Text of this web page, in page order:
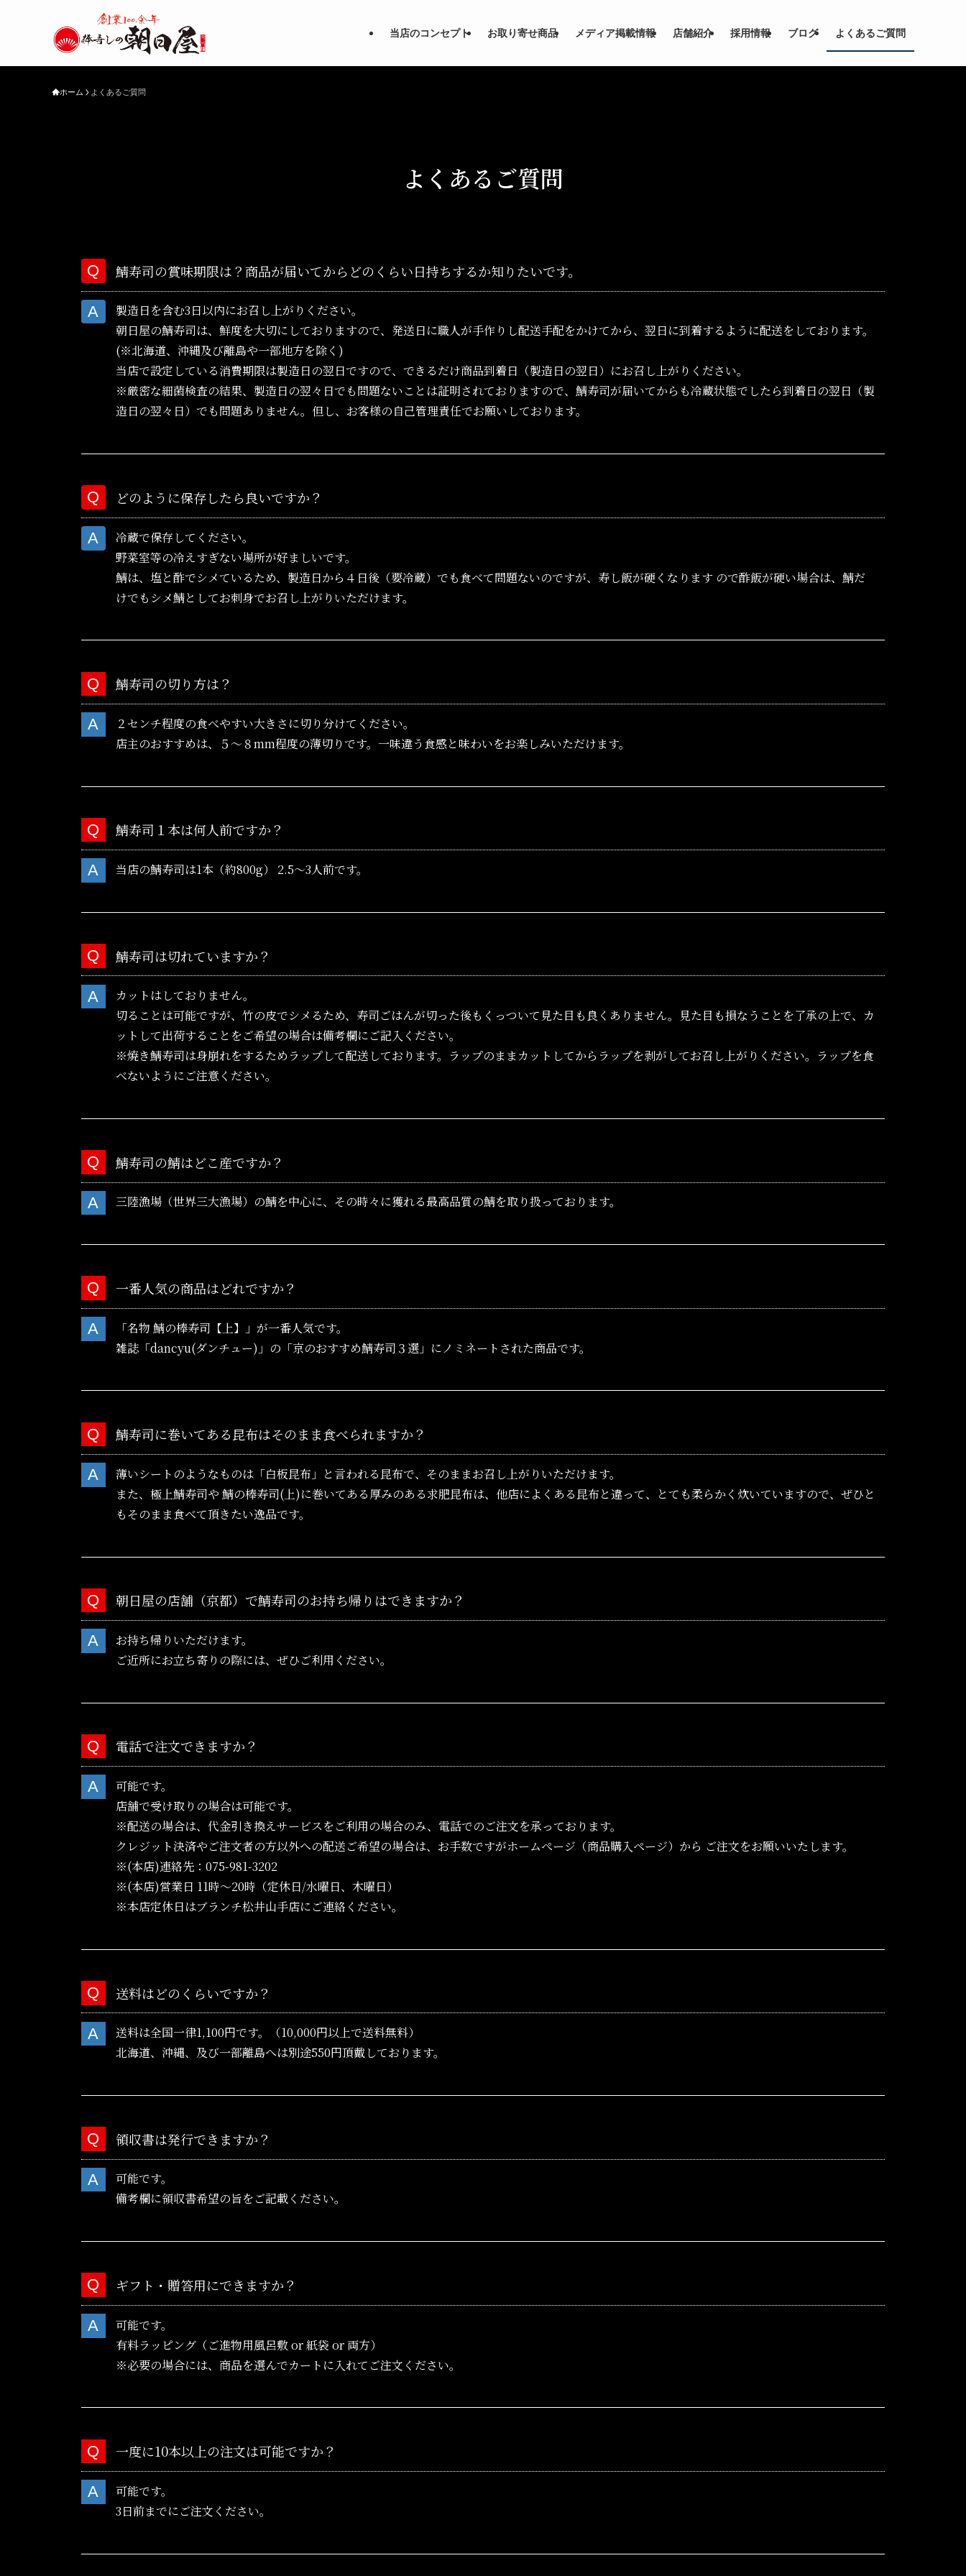
当店のコンセプト お取り寄せ商品 メディア掲載情報 店舗紹介 採用情報 ブログ よくあるご質問
ホーム よくあるご質問
よくあるご質問
鯖寿司の賞味期限は？商品が届いてからどのくらい日持ちするか知りたいです。
製造日を含む3日以内にお召し上がりください。
朝日屋の鯖寿司は、鮮度を大切にしておりますので、発送日に職人が手作りし配送手配をかけてから、翌日に到着するように配送をしております。
(※北海道、沖縄及び離島や一部地方を除く)
当店で設定している消費期限は製造日の翌日ですので、できるだけ商品到着日（製造日の翌日）にお召し上がりください。
※厳密な細菌検査の結果、製造日の翌々日でも問題ないことは証明されておりますので、鯖寿司が届いてからも冷蔵状態でしたら到着日の翌日（製
造日の翌々日）でも問題ありません。但し、お客様の自己管理責任でお願いしております。
どのように保存したら良いですか？
冷蔵で保存してください。
野菜室等の冷えすぎない場所が好ましいです。
鯖は、塩と酢でシメているため、製造日から４日後（要冷蔵）でも食べて問題ないのですが、寿し飯が硬くなります ので酢飯が硬い場合は、鯖だ
けでもシメ鯖としてお刺身でお召し上がりいただけます。
鯖寿司の切り方は？
２センチ程度の食べやすい大きさに切り分けてください。
店主のおすすめは、５〜８mm程度の薄切りです。一味違う食感と味わいをお楽しみいただけます。
鯖寿司１本は何人前ですか？
当店の鯖寿司は1本（約800g） 2.5〜3人前です。
鯖寿司は切れていますか？
カットはしておりません。
切ることは可能ですが、竹の皮でシメるため、寿司ごはんが切った後もくっついて見た目も良くありません。見た目も損なうことを了承の上で、カ
ットして出荷することをご希望の場合は備考欄にご記入ください。
※焼き鯖寿司は身崩れをするためラップして配送しております。ラップのままカットしてからラップを剥がしてお召し上がりください。ラップを食
べないようにご注意ください。
鯖寿司の鯖はどこ産ですか？
三陸漁場（世界三大漁場）の鯖を中心に、その時々に獲れる最高品質の鯖を取り扱っております。
一番人気の商品はどれですか？
「名物 鯖の棒寿司【上】」が一番人気です。
雑誌「dancyu(ダンチュー)」の「京のおすすめ鯖寿司３選」にノミネートされた商品です。
鯖寿司に巻いてある昆布はそのまま食べられますか？
薄いシートのようなものは「白板昆布」と言われる昆布で、そのままお召し上がりいただけます。
また、極上鯖寿司や 鯖の棒寿司(上)に巻いてある厚みのある求肥昆布は、他店によくある昆布と違って、とても柔らかく炊いていますので、ぜひと
もそのまま食べて頂きたい逸品です。
朝日屋の店舗（京都）で鯖寿司のお持ち帰りはできますか？
お持ち帰りいただけます。
ご近所にお立ち寄りの際には、ぜひご利用ください。
電話で注文できますか？
可能です。
店舗で受け取りの場合は可能です。
※配送の場合は、代金引き換えサービスをご利用の場合のみ、電話でのご注文を承っております。
クレジット決済やご注文者の方以外への配送ご希望の場合は、お手数ですがホームぺージ（商品購入ページ）から ご注文をお願いいたします。
※(本店)連絡先：075-981-3202
※(本店)営業日 11時〜20時（定休日/水曜日、木曜日）
※本店定休日はブランチ松井山手店にご連絡ください。
送料はどのくらいですか？
送料は全国一律1,100円です。（10,000円以上で送料無料）
北海道、沖縄、及び一部離島へは別途550円頂戴しております。
領収書は発行できますか？
可能です。
備考欄に領収書希望の旨をご記載ください。
ギフト・贈答用にできますか？
可能です。
有料ラッピング（ご進物用風呂敷 or 紙袋 or 両方）
※必要の場合には、商品を選んでカートに入れてご注文ください。
一度に10本以上の注文は可能ですか？
可能です。
3日前までにご注文ください。